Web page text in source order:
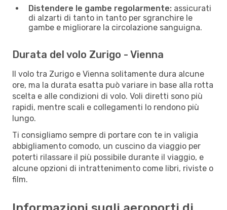
Distendere le gambe regolarmente: assicurati
di alzarti di tanto in tanto per sgranchire le
gambe e migliorare la circolazione sanguigna.
Durata del volo Zurigo - Vienna
Il volo tra Zurigo e Vienna solitamente dura alcune
ore, ma la durata esatta può variare in base alla rotta
scelta e alle condizioni di volo. Voli diretti sono più
rapidi, mentre scali e collegamenti lo rendono più
lungo.
Ti consigliamo sempre di portare con te in valigia
abbigliamento comodo, un cuscino da viaggio per
poterti rilassare il più possibile durante il viaggio, e
alcune opzioni di intrattenimento come libri, riviste o
film.